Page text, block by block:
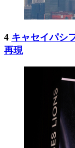
4 キャセイパシ
再現